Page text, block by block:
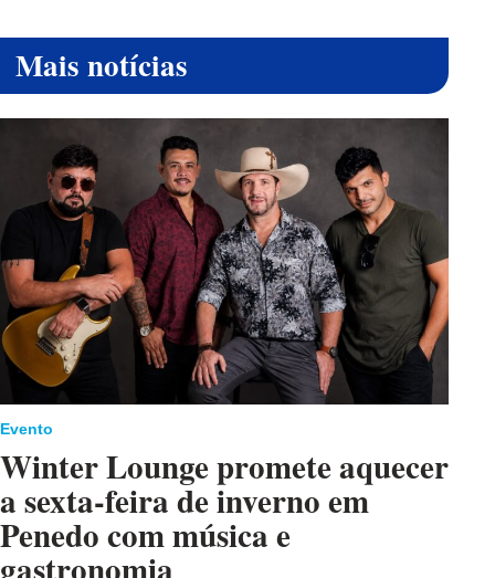
Mais notícias
Evento
Winter Lounge promete aquecer
a sexta-feira de inverno em
Penedo com música e